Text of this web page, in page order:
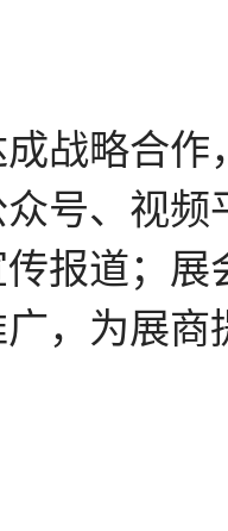
战略合
号、视
报道；
，为展